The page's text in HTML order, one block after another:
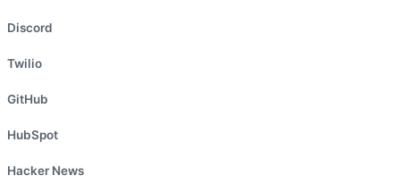
Discord
Twilio
GitHub
HubSpot
Hacker News